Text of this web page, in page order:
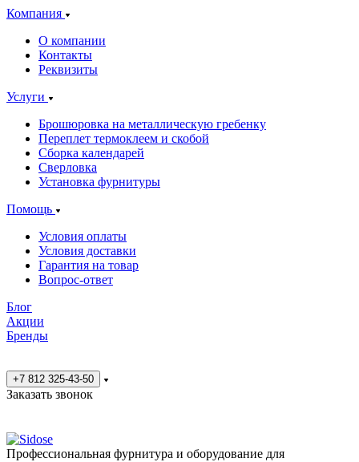
Компания
О компании
Контакты
Реквизиты
Услуги
Брошюровка на металлическую гребенку
Переплет термоклеем и скобой
Сборка календарей
Сверловка
Установка фурнитуры
Помощь
Условия оплаты
Условия доставки
Гарантия на товар
Вопрос-ответ
Блог
Акции
Бренды
+7 812 325-43-50
Заказать звонок
Профессиональная фурнитура и оборудование для